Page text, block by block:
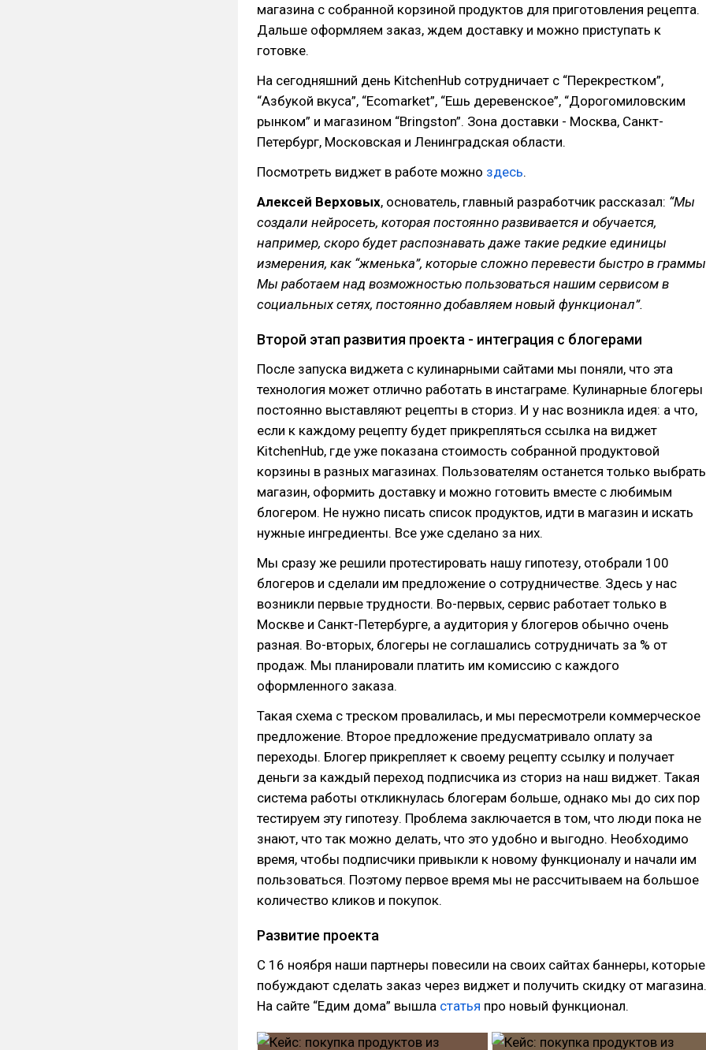
магазина с собранной корзиной продуктов для приготовления рецепта.
Дальше оформляем заказ, ждем доставку и можно приступать к
готовке.
На сегодняшний день KitchenHub сотрудничает с “Перекрестком”,
“Азбукой вкуса”, “Ecomarket”, “Ешь деревенское”, “Дорогомиловским
рынком” и магазином “Bringston”. Зона доставки - Москва, Санкт-
Петербург, Московская и Ленинградская области.
Посмотреть виджет в работе можно здесь.
Алексей Верховых, основатель, главный разработчик рассказал: “Мы
создали нейросеть, которая постоянно развивается и обучается,
например, скоро будет распознавать даже такие редкие единицы
измерения, как “жменька”, которые сложно перевести быстро в
Мы работаем над возможностью пользоваться нашим сервисом в
социальных сетях, постоянно добавляем новый функционал”.
Второй этап развития проекта - интеграция с блогерами
После запуска виджета с кулинарными сайтами мы поняли, что эта
технология может отлично работать в инстаграме. Кулинарные блогеры
постоянно выставляют рецепты в сториз. И у нас возникла идея: а что,
если к каждому рецепту будет прикрепляться ссылка на виджет
KitchenHub, где уже показана стоимость собранной продуктовой
корзины в разных магазинах. Пользователям останется только выбрать
магазин, оформить доставку и можно готовить вместе с любимым
блогером. Не нужно писать список продуктов, идти в магазин и искать
нужные ингредиенты. Все уже сделано за них.
Мы сразу же решили протестировать нашу гипотезу, отобрали 100
блогеров и сделали им предложение о сотрудничестве. Здесь у нас
возникли первые трудности. Во-первых, сервис работает только в
Москве и Санкт-Петербурге, а аудитория у блогеров обычно очень
разная. Во-вторых, блогеры не соглашались сотрудничать за % от
продаж. Мы планировали платить им комиссию с каждого
оформленного заказа.
Такая схема с треском провалилась, и мы пересмотрели коммерческое
предложение. Второе предложение предусматривало оплату за
переходы. Блогер прикрепляет к своему рецепту ссылку и получает
деньги за каждый переход подписчика из сториз на наш виджет. Такая
система работы откликнулась блогерам больше, однако мы до сих пор
тестируем эту гипотезу. Проблема заключается в том, что люди пока не
знают, что так можно делать, что это удобно и выгодно. Необходимо
время, чтобы подписчики привыкли к новому функционалу и начали им
пользоваться. Поэтому первое время мы не рассчитываем на большое
количество кликов и покупок.
Развитие проекта
С 16 ноября наши партнеры повесили на своих сайтах баннеры, которые
побуждают сделать заказ через виджет и получить скидку от магазина.
На сайте “Едим дома” вышла статья про новый функционал.